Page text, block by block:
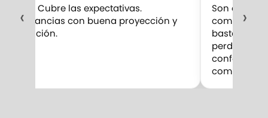
‹
10/10 Cubre las expectativas.
Fragancias con buena proyección y
duración.
Son
compro.
bastante
perduran
confesar
›